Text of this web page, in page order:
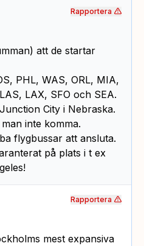
att de startar
PHL, WAS, ORL, MIA,
LAX, SFO och SEA.
City i Nebraska.
inte komma.
flygbussar att ansluta.
på plats i t ex
Rapportera
mest expansiva
Rapportera